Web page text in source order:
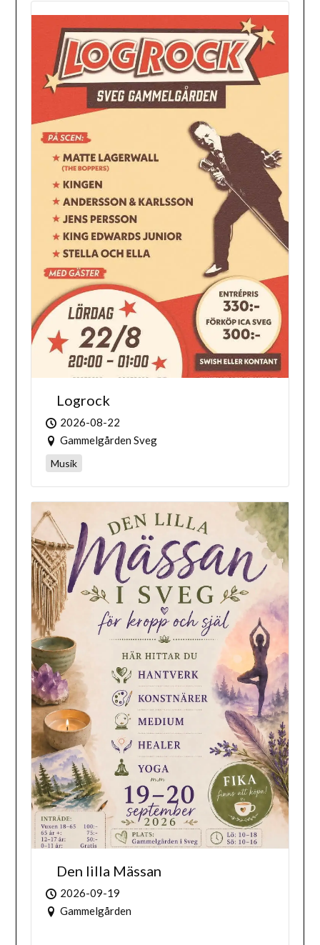
Logrock
2026-08-22
Gammelgården Sveg
Musik
Den lilla Mässan
2026-09-19
Gammelgården